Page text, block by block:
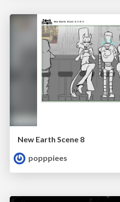
New Earth Scene 8
popppiees